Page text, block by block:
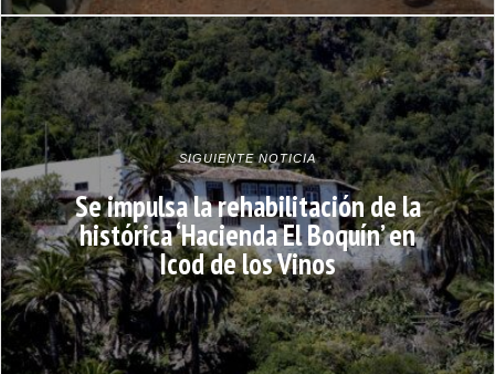
SIGUIENTE NOTICIA
Se impulsa la rehabilitación de la
histórica ‘Hacienda El Boquín’ en
Icod de los Vinos